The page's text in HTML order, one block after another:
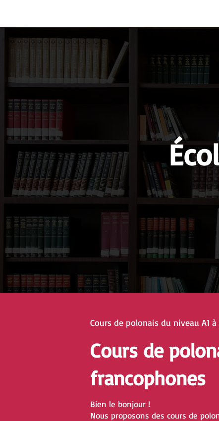
Cours de polonais du niveau A1 à
Cours de
francophones
Bien le bonjour !
Nous proposons des cours de